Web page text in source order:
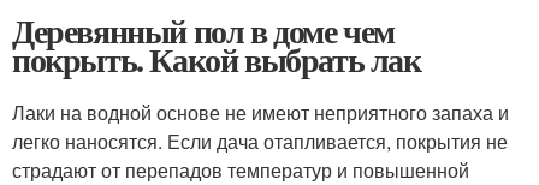
Деревянный пол в доме чем
покрыть. Какой выбрать лак
Лаки на водной основе не имеют неприятного запаха и
легко наносятся. Если дача отапливается, покрытия не
страдают от перепадов температур и повышенной